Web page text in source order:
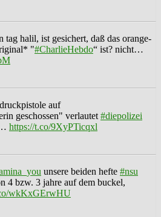
tag halil, ist gesichert, daß das orange-
"#CharlieHebdo“ ist? nicht…
auf
geschossen" verlautet #diepolizei
https://t.co/9XyPTicqxl
unsere beiden hefte #nsu
4 bzw. 3 jahre auf dem buckel,
wkKxGErwHU